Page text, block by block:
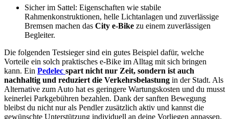
Sicher im Sattel: Eigenschaften wie stabile
Rahmenkonstruktionen, helle Lichtanlagen und zuverlässige
Bremsen machen das City e-Bike zu einem zuverlässigen
Begleiter.
Die folgenden Testsieger sind ein gutes Beispiel dafür, welche
Vorteile ein solch praktisches e-Bike im Alltag mit sich bringen
kann. Ein Pedelec spart nicht nur Zeit, sondern ist auch
nachhaltig und reduziert die Verkehrsbelastung in der Stadt. Als
Alternative zum Auto hat es geringere Wartungskosten und du musst
keinerlei Parkgebühren bezahlen. Dank der sanften Bewegung
bleibst du nicht nur als Pendler zusätzlich aktiv und kannst die
gewünschte Unterstützung individuell an deine Vorliegen anpassen.